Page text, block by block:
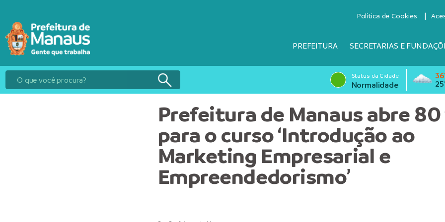
Política de Cookies
PREFEITURA SECRETARIAS E
Status da Cidade
Normalidade
Prefeitura de Manaus abre 80
para o curso ‘Introdução ao
Marketing Empresarial e
Empreendedorismo’